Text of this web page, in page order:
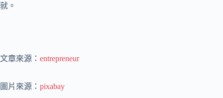
就。
文章來源： entrepreneur
圖片來源： pixabay